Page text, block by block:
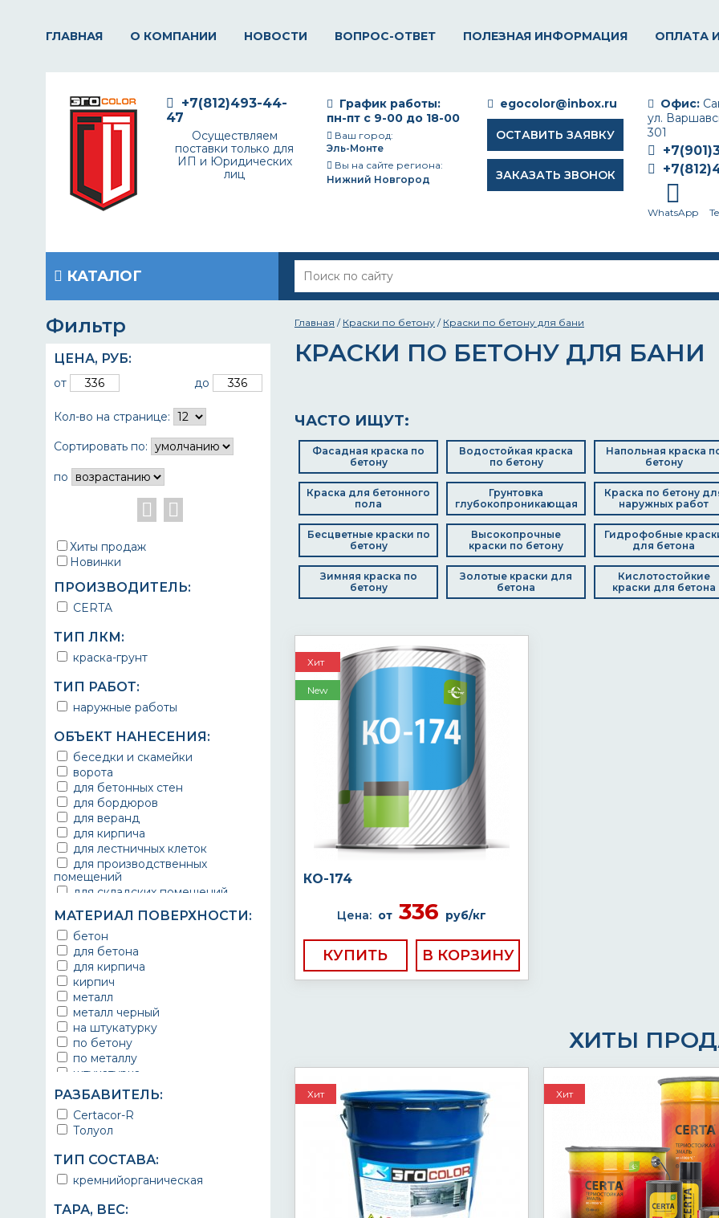
ГЛАВНАЯ О КОМПАНИИ НОВОСТИ ВОПРОС-ОТВЕТ ПОЛЕЗНАЯ ИНФОРМАЦИЯ ОПЛАТА
Офис:
ул.
301
WhatsApp
egocolor@inbox.ru
ОСТАВИТЬ ЗАЯВКУ
ЗАКАЗАТЬ ЗВОНОК
График работы:
пн-пт с 9-00 до 18-00
Ваш город:
Эль-Монте
Вы на сайте региона:
Нижний Новгород
+7(812)493-44-
47
Осуществляем
поставки только для
ИП и Юридических
лиц
КАТАЛОГ
Фильтр
ЦЕНА, РУБ:
от до
Кол-во на странице:
Сортировать по:
по
Хиты продаж
Новинки
ПРОИЗВОДИТЕЛЬ:
CERTA
ТИП ЛКМ:
краска-грунт
ТИП РАБОТ:
наружные работы
ОБЪЕКТ НАНЕСЕНИЯ:
беседки и скамейки
ворота
для бетонных стен
для бордюров
для веранд
для кирпича
для лестничных клеток
для производственных
помещений
для складских помещений
для фасада
для штукатурки
общественные помещения
производственные помещения
складские помещения
торговые помещения
МАТЕРИАЛ ПОВЕРХНОСТИ:
бетон
для бетона
для кирпича
кирпич
металл
металл черный
на штукатурку
по бетону
по металлу
штукатурка
РАЗБАВИТЕЛЬ:
Certacor-R
Толуол
ТИП СОСТАВА:
кремнийорганическая
ТАРА, ВЕС:
Главная / Краски по бетону / Краски по бетону для бани
КРАСКИ ПО БЕТОНУ ДЛЯ БАНИ
ЧАСТО ИЩУТ:
Фасадная краска по
бетону
Водостойкая краска
по бетону
Напольная краска
бетону
Краска для бетонного
пола
Грунтовка
глубокопроникающая
Краска по бетону
наружных работ
Бесцветные краски по
бетону
Высокопрочные
краски по бетону
Гидрофобные
для бетона
Зимняя краска по
бетону
Золотые краски для
бетона
Кислотостойкие
краски для бетона
Хит
New
КО-174
Цена: от 336 руб/кг
КУПИТЬ
ХИТЫ
Хит Хит